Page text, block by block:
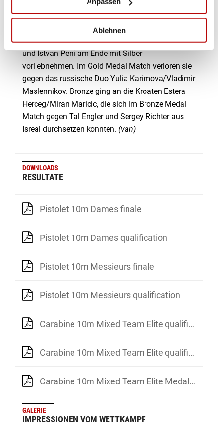
Ablehnen
und dem 93. Rang (bei 102 Schützen) gewesen
sein.
Trotz neuem Weltrekord mussten Eszter Denes
und Istvan Peni am Ende mit Silber
vorliebnehmen. Im Gold Medal Match verloren sie
gegen das russische Duo Yulia Karimova/Vladimir
Maslennikov. Bronze ging an die Kroaten Estera
Herceg/Miran Maricic, die sich im Bronze Medal
Match gegen Tal Engler und Sergey Richter aus
Isreal durchsetzen konnten. (van)
DOWNLOADS
RESULTATE
Pistolet 10m Dames finale
Pistolet 10m Dames qualification
Pistolet 10m Messieurs finale
Pistolet 10m Messieurs qualification
Carabine 10m Mixed Team Elite qualification 1
Carabine 10m Mixed Team Elite qualification 2
Carabine 10m Mixed Team Elite Medal Matches
GALERIE
IMPRESSIONEN VOM WETTKAMPF